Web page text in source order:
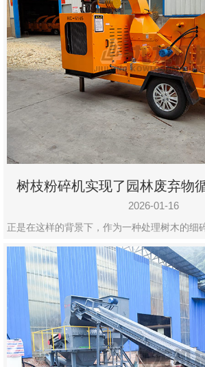
树枝粉碎机实现了园林废弃物
2026-01-16
正是在这样的背景下，作为一种处理树木的细